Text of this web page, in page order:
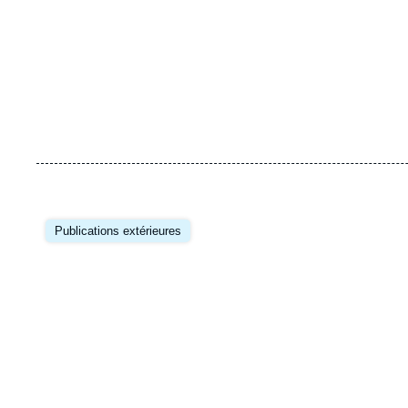
Publications extérieures
Image
principale